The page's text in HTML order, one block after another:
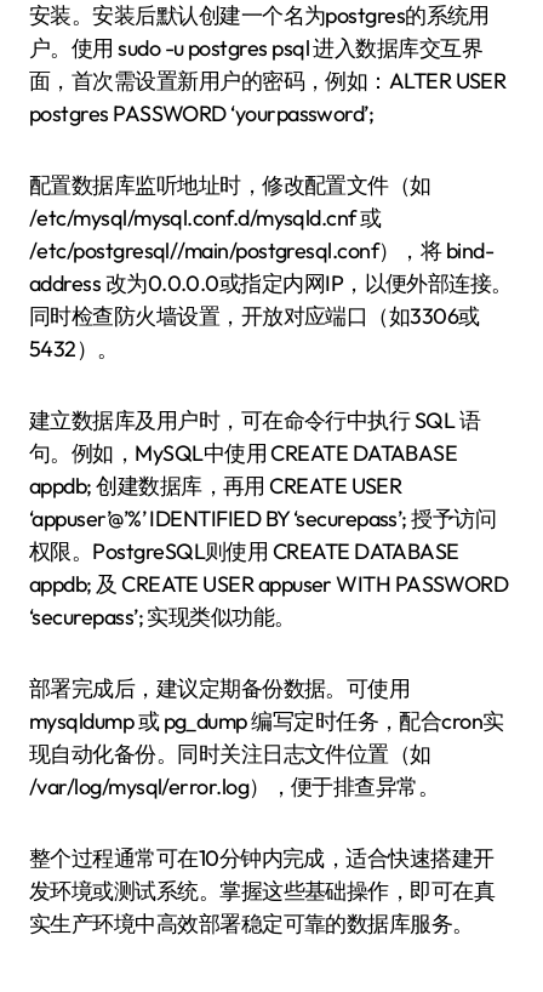
安装。安装后默认创建一个名为postgres的系统用
户。使用 sudo -u postgres psql 进入数据库交互界
面，首次需设置新用户的密码，例如：ALTER USER
postgres PASSWORD ‘yourpassword’;
配置数据库监听地址时，修改配置文件（如
/etc/mysql/mysql.conf.d/mysqld.cnf 或
/etc/postgresql//main/postgresql.conf），将 bind-
address 改为0.0.0.0或指定内网IP，以便外部连接。
同时检查防火墙设置，开放对应端口（如3306或
5432）。
建立数据库及用户时，可在命令行中执行 SQL 语
句。例如，MySQL中使用 CREATE DATABASE
appdb; 创建数据库，再用 CREATE USER
‘appuser’@’%’ IDENTIFIED BY ‘securepass’; 授予访问
权限。PostgreSQL则使用 CREATE DATABASE
appdb; 及 CREATE USER appuser WITH PASSWORD
‘securepass’; 实现类似功能。
部署完成后，建议定期备份数据。可使用
mysqldump 或 pg_dump 编写定时任务，配合cron实
现自动化备份。同时关注日志文件位置（如
/var/log/mysql/error.log），便于排查异常。
整个过程通常可在10分钟内完成，适合快速搭建开
发环境或测试系统。掌握这些基础操作，即可在真
实生产环境中高效部署稳定可靠的数据库服务。